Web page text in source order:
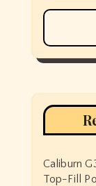
Caliburn
Top-Fill